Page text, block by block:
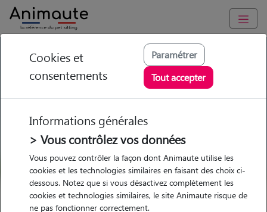
GARDE ANIMAUX à Tresques : Garde chien et chat en famille
ou à domicile, visites et promenades
Trouvez une garde animaux à
Tresques
Parmi nos 4 pet-sitters à Tresques
Garde
Garde
Cookies et
consentements
Paramétrer
Tout accepter
Informations générales
> Vous contrôlez vos données
Vous pouvez contrôler la façon dont Animaute utilise les
cookies et les technologies similaires en faisant des choix ci-
dessous. Notez que si vous désactivez complètement les
cookies et technologies similaires, le site Animaute risque de
ne pas fonctionner correctement.